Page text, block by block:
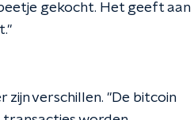
gekocht. Het geeft aan
zijn verschillen. "De bitcoin